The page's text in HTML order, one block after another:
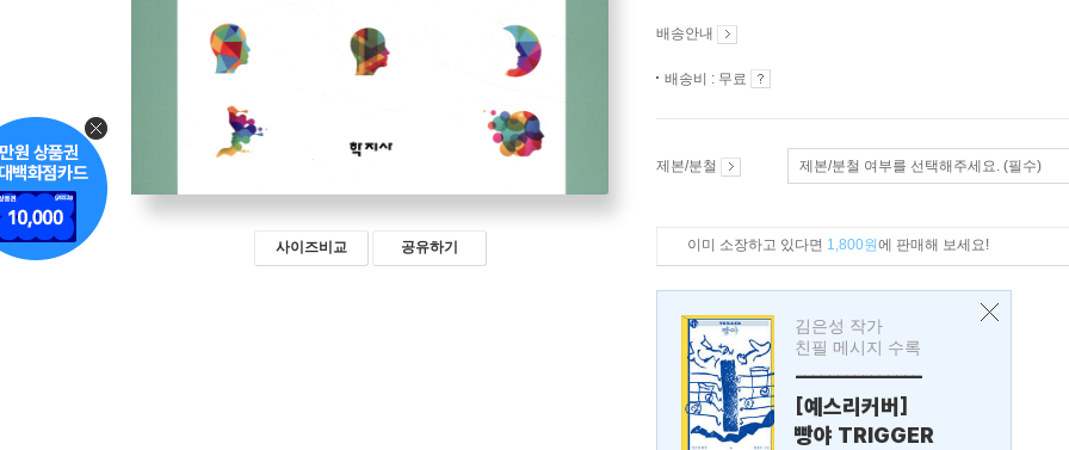
사이즈비교 공유하기
배송안내
배송비 : 무료
제본/분철 제본/분철 여부를 선택해주세요. (필수)
이미 소장하고 있다면 1,800원에 판매해 보세요!
김은성 작가
친필 메시지 수록
---------------
[예스리커버]
빵야 TRIGGER